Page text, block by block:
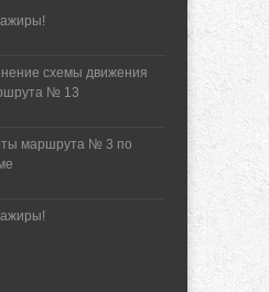
схемы движения
№ 13
маршрута № 3 по